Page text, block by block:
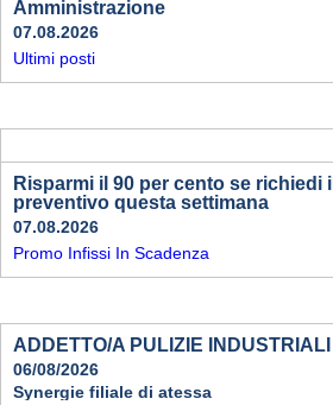
Amministrazione
07.08.2026
Ultimi posti
Risparmi il 90 per cento se richiedi il
preventivo questa settimana
07.08.2026
Promo Infissi In Scadenza
ADDETTO/A PULIZIE INDUSTRIALI
06/08/2026
Synergie filiale di atessa